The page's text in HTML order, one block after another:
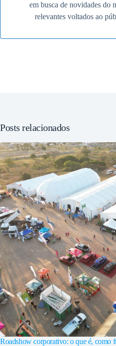
em busca de novidades do
relevantes voltados ao
Posts relacionados
Roadshow corporativo: o que é, como